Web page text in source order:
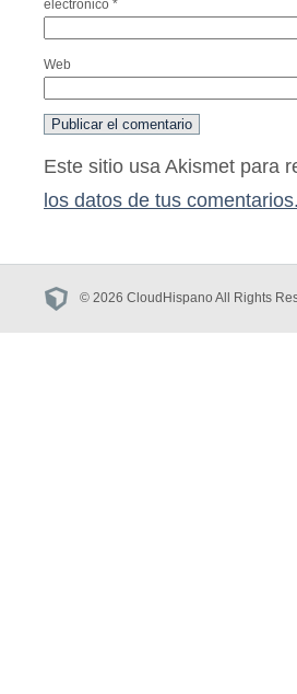
electrónico *
Web
Este sitio usa Akismet para
los datos de tus comentarios.
© 2026 CloudHispano All Rights